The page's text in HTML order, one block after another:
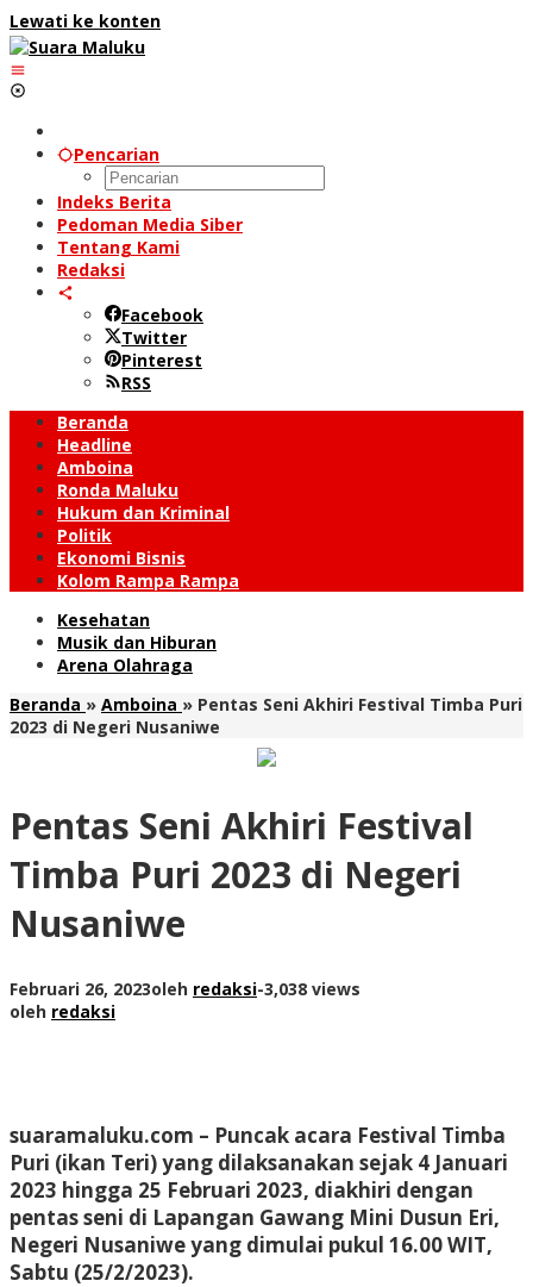
Lewati ke konten
Pencarian
Indeks Berita
Pedoman Media Siber
Tentang Kami
Redaksi
Facebook
Twitter
Pinterest
RSS
Beranda
Headline
Amboina
Ronda Maluku
Hukum dan Kriminal
Politik
Ekonomi Bisnis
Kolom Rampa Rampa
Kesehatan
Musik dan Hiburan
Arena Olahraga
Beranda » Amboina » Pentas Seni Akhiri Festival Timba Puri
2023 di Negeri Nusaniwe
Pentas Seni Akhiri Festival
Timba Puri 2023 di Negeri
Nusaniwe
Februari 26, 2023oleh redaksi-3,038 views
oleh redaksi
suaramaluku.com – Puncak acara Festival Timba
Puri (ikan Teri) yang dilaksanakan sejak 4 Januari
2023 hingga 25 Februari 2023, diakhiri dengan
pentas seni di Lapangan Gawang Mini Dusun Eri,
Negeri Nusaniwe yang dimulai pukul 16.00 WIT,
Sabtu (25/2/2023).